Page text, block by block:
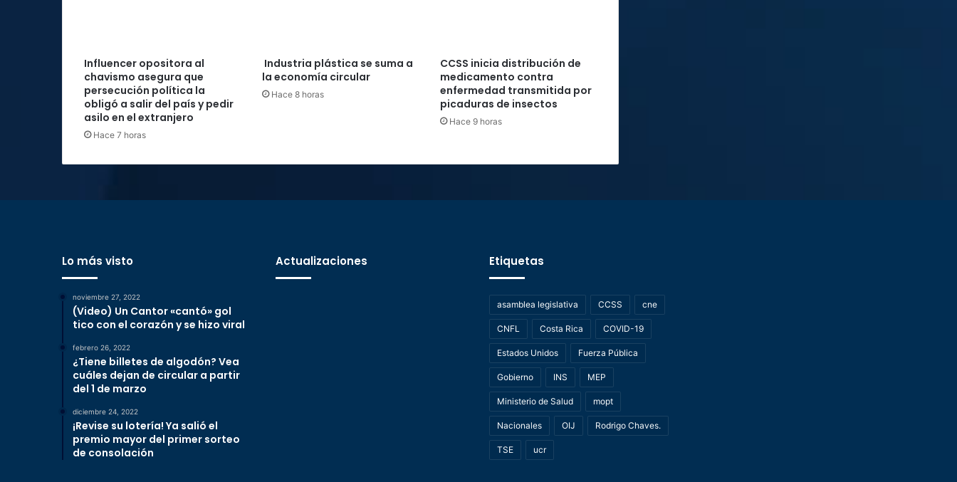
Influencer opositora al
chavismo asegura que
persecución política la
obligó a salir del país y pedir
asilo en el extranjero
Hace 7 horas
Industria plástica se suma a
la economía circular
Hace 8 horas
CCSS inicia distribución de
medicamento contra
enfermedad transmitida por
picaduras de insectos
Hace 9 horas
Lo más visto
noviembre 27, 2022
(Video) Un Cantor «cantó» gol
tico con el corazón y se hizo viral
febrero 26, 2022
¿Tiene billetes de algodón? Vea
cuáles dejan de circular a partir
del 1 de marzo
diciembre 24, 2022
¡Revise su lotería! Ya salió el
premio mayor del primer sorteo
de consolación
Actualizaciones Etiquetas
asamblea legislativa CCSS cne
CNFL Costa Rica COVID-19
Estados Unidos Fuerza Pública
Gobierno INS MEP
Ministerio de Salud mopt
Nacionales OIJ Rodrigo Chaves.
TSE ucr